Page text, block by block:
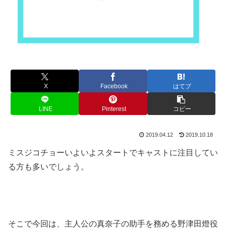
X Facebook はてブ
LINE Pinterest コピー
2019.04.12 2019.10.18
ミスジコチョーいよいよスタートでキャストに注目してい
る方も多いでしょう。
そこで今回は、主人公の真奈子の助手を務める野津田燈役